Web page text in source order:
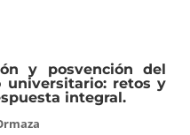
y posvención del
universitario: retos y
integral.